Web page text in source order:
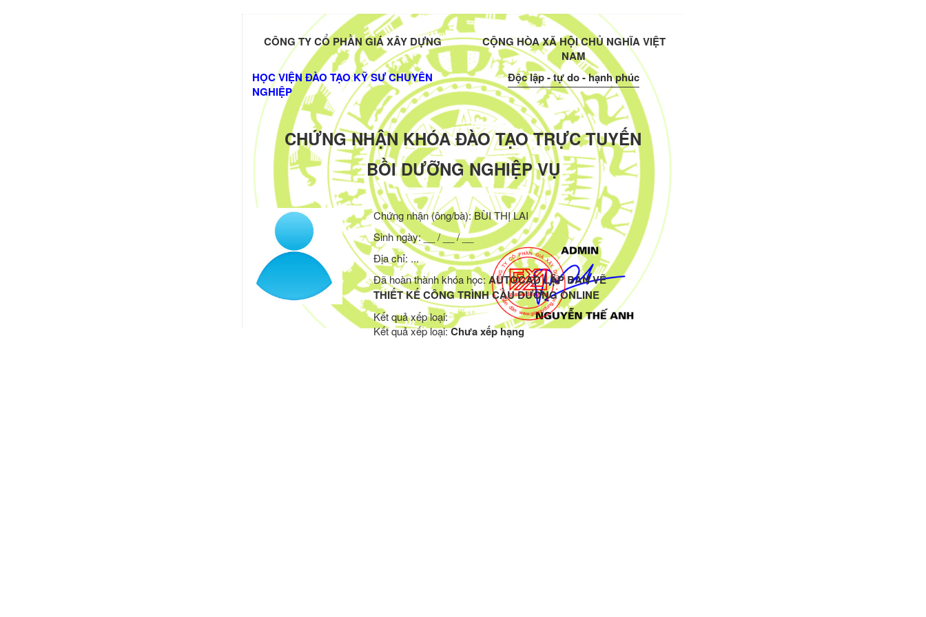
CÔNG TY CỔ PHẦN GIÁ XÂY DỰNG
CỘNG HÒA XÃ HỘI CHỦ NGHĨA VIỆT
NAM
HỌC VIỆN ĐÀO TẠO KỸ SƯ CHUYÊN
NGHIỆP
Độc lập - tự do - hạnh phúc
CHỨNG NHẬN KHÓA ĐÀO TẠO TRỰC TUYẾN
BỒI DƯỠNG NGHIỆP VỤ
Chứng nhận (ông/bà):BÙI THỊ LAI
Sinh ngày: __ / __ / __
Địa chỉ: ...
Đã hoàn thành khóa học:AUTOCAD LẬP BẢN VẼ
THIẾT KẾ CÔNG TRÌNH CẦU ĐƯỜNG ONLINE
Kết quả xếp loại:
Kết quả xếp loại:Chưa xếp hạng